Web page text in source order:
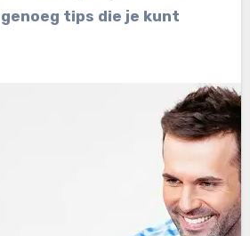
tips die je kunt